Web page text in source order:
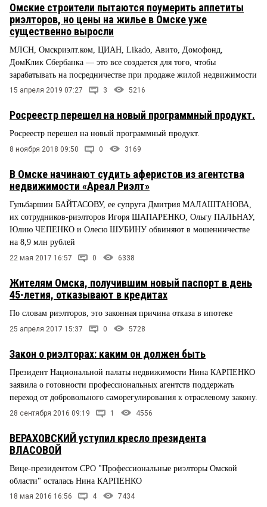
Омские строители пытаются поумерить аппетиты
риэлторов, но цены на жилье в Омске уже
существенно выросли
МЛСН, Омскриэлт.ком, ЦИАН, Likado, Авито, Домофонд,
ДомКлик Сбербанка — это все создается для того, чтобы
зарабатывать на посредничестве при продаже жилой недвижимости
15 апреля 2019 07:27 3 5216
Росреестр перешел на новый программный продукт.
Росреестр перешел на новый программный продукт.
8 ноября 2018 09:50 0 3169
В Омске начинают судить аферистов из агентства
недвижимости «Ареал Риэлт»
Гульбаршин БАЙТАСОВУ, ее супруга Дмитрия МАЛАШТАНОВА,
их сотрудников-риэлторов Игоря ШАПАРЕНКО, Ольгу ПАЛЬНАУ,
Юлию ЧЕПЕНКО и Олесю ШУБИНУ обвиняют в мошенничестве
на 8,9 млн рублей
22 мая 2017 16:57 0 6338
Жителям Омска, получившим новый паспорт в день
45-летия, отказывают в кредитах
По словам риэлторов, это законная причина отказа в ипотеке
25 апреля 2017 15:37 0 5728
Закон о риэлторах: каким он должен быть
Президент Национальной палаты недвижимости Нина КАРПЕНКО
заявила о готовности профессиональных агентств поддержать
переход от добровольного саморегулирования к отраслевому закону.
28 сентября 2016 09:19 1 4556
ВЕРАХОВСКИЙ уступил кресло президента
ВЛАСОВОЙ
Вице-президентом СРО "Профессиональные риэлторы Омской
области" осталась Нина КАРПЕНКО
18 мая 2016 16:56 4 7434